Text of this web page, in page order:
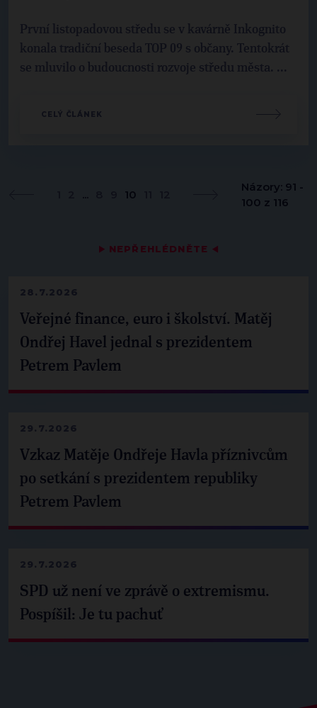
▶ NEPŘEHLÉDNĚTE ◀
28.7.2026
Veřejné finance, euro i školství. Matěj
Ondřej Havel jednal s prezidentem
Petrem Pavlem
29.7.2026
Vzkaz Matěje Ondřeje Havla příznivcům
po setkání s prezidentem republiky
Petrem Pavlem
29.7.2026
SPD už není ve zprávě o extremismu.
Pospíšil: Je tu pachuť
První listopadovou středu se v kavárně Inkognito
konala tradiční beseda TOP 09 s občany. Tentokrát
se mluvilo o budoucnosti rozvoje středu města. ...
CELÝ ČLÁNEK
... 10
Názory: 91 -
100 z 116